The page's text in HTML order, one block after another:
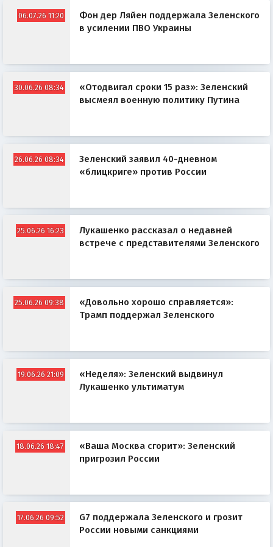
06.07.26 11:20
Фон дер Ляйен поддержала Зеленского
в усилении ПВО Украины
30.06.26 08:34
«Отодвигал сроки 15 раз»: Зеленский
высмеял военную политику Путина
26.06.26 08:34
Зеленский заявил 40-дневном
«блицкриге» против России
25.06.26 16:23
Лукашенко рассказал о недавней
встрече с представителями Зеленского
25.06.26 09:38
«Довольно хорошо справляется»:
Трамп поддержал Зеленского
19.06.26 21:09
«Неделя»: Зеленский выдвинул
Лукашенко ультиматум
18.06.26 18:47
«Ваша Москва сгорит»: Зеленский
пригрозил России
17.06.26 09:52
G7 поддержала Зеленского и грозит
России новыми санкциями